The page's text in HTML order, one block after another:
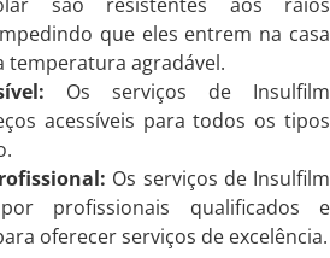
que eles entrem na casa
temperatura agradável.
Os serviços de Insulfilm
acessíveis para todos os tipos
Os serviços de Insulfilm
profissionais qualificados e
oferecer serviços de excelência.